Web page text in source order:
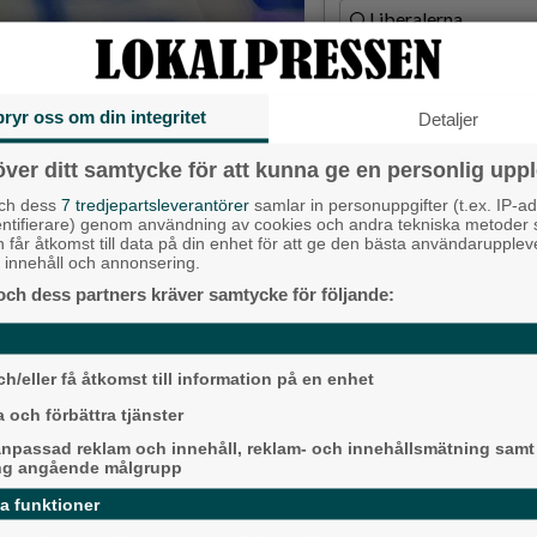
skriver krönikören.
det händer en massa olika
när Prideparaden tågar upp
och banderoller, fylld av
varje människas rätt att
i Sverige. Det var den 15 maj 1971
kommer det vara tusentals
Liberalerna
Vet ej
Milstolpen: Ny
plats under
augusti
Då börjar tågen
ligger bra i fas”
oss om din integritet Detaljer
ditt samtycke för att kunna ge en personlig
dess 7 tredjepartsleverantörer samlar in personuppgifter (t.ex. IP-
genom användning av cookies och andra tekniska metoder
får åtkomst till data på din enhet för att ge den bästa
och annonsering.
dess partners kräver samtycke för följande:
eller få åtkomst till information på en enhet
och förbättra tjänster
reklam och innehåll, reklam- och innehållsmätning samt
angående målgrupp
funktioner